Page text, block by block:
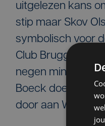
uitgelezen kans
stip maar Skov
symbolisch voor
Club Brugge door
negen minder
Boeck doet
door aan